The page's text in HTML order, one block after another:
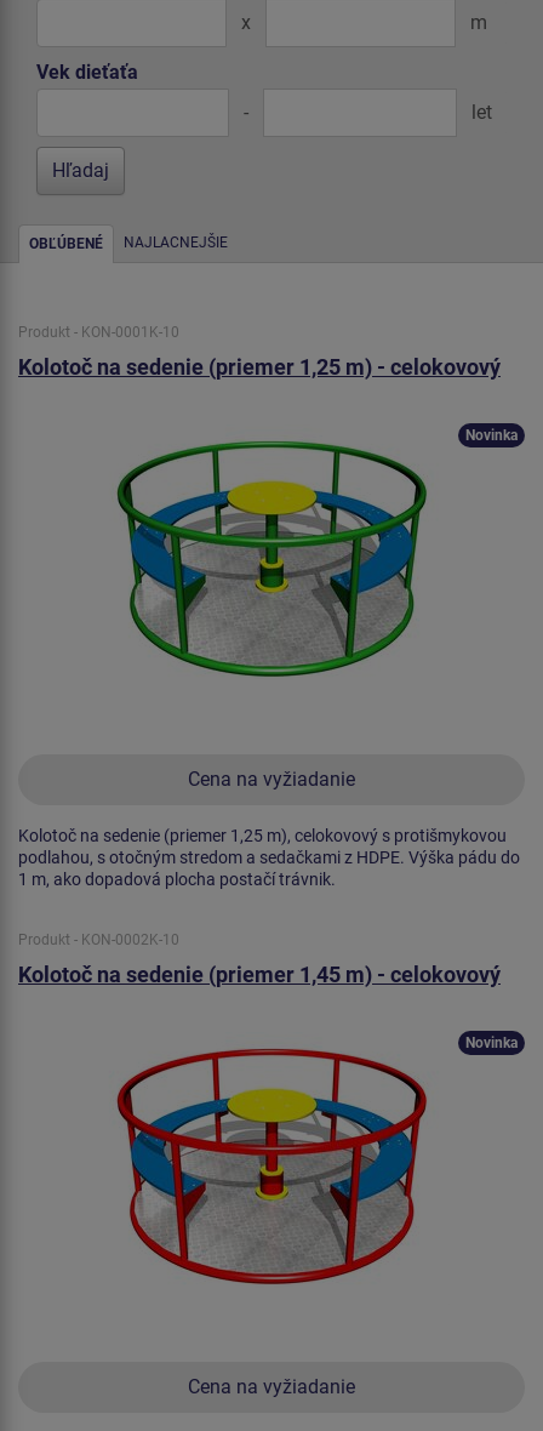
x
m
Vek dieťaťa
-
let
OBĽÚBENÉ NAJLACNEJŠIE
Produkt - KON-0001K-10
Kolotoč na sedenie (priemer 1,25 m) - celokovový
Cena na vyžiadanie
Novinka
Kolotoč na sedenie (priemer 1,25 m), celokovový s protišmykovou
podlahou, s otočným stredom a sedačkami z HDPE. Výška pádu do
1 m, ako dopadová plocha postačí trávnik.
Produkt - KON-0002K-10
Kolotoč na sedenie (priemer 1,45 m) - celokovový
Cena na vyžiadanie
Novinka